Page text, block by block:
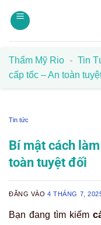
qua
Thẩm Mỹ Rio - Tin
cấp tốc – An toàn
Tin tức
Bí mật cách
toàn tuyệt đối
ĐĂNG VÀO4 THÁNG 7,
Bạn đang tìm kiếm